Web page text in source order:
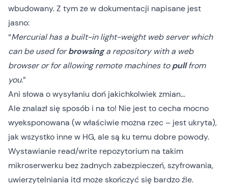
wbudowany. Z tym żew dokumentacji napisane jest
jasno:
“Mercurial has a built-in light-weight web server which
can be used forbrowsinga repository with a web
browser or for allowing remote machines topullfrom
you.”
Ani słowa o wysyłaniu doń jakichkolwiek zmian…
Ale znalazł się sposób i na to! Nie jest to cecha mocno
wyeksponowana (w właściwie można rzec – jest ukryta),
jak wszystko inne w HG, ale są ku temu dobre powody.
Wystawianie read/write repozytorium na takim
mikroserwerku bez żadnych zabezpieczeń, szyfrowania,
uwierzytelniania itd może skończyć się bardzo źle.